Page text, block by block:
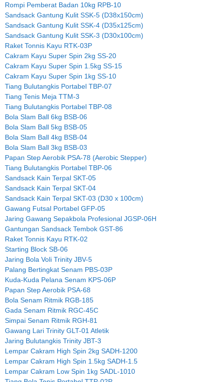
Rompi Pemberat Badan 10kg RPB-10
Sandsack Gantung Kulit SSK-5 (D38x150cm)
Sandsack Gantung Kulit SSK-4 (D35x125cm)
Sandsack Gantung Kulit SSK-3 (D30x100cm)
Raket Tonnis Kayu RTK-03P
Cakram Kayu Super Spin 2kg SS-20
Cakram Kayu Super Spin 1.5kg SS-15
Cakram Kayu Super Spin 1kg SS-10
Tiang Bulutangkis Portabel TBP-07
Tiang Tenis Meja TTM-3
Tiang Bulutangkis Portabel TBP-08
Bola Slam Ball 6kg BSB-06
Bola Slam Ball 5kg BSB-05
Bola Slam Ball 4kg BSB-04
Bola Slam Ball 3kg BSB-03
Papan Step Aerobik PSA-78 (Aerobic Stepper)
Tiang Bulutangkis Portabel TBP-06
Sandsack Kain Terpal SKT-05
Sandsack Kain Terpal SKT-04
Sandsack Kain Terpal SKT-03 (D30 x 100cm)
Gawang Futsal Portabel GFP-05
Jaring Gawang Sepakbola Profesional JGSP-06H
Gantungan Sandsack Tembok GST-86
Raket Tonnis Kayu RTK-02
Starting Block SB-06
Jaring Bola Voli Trinity JBV-5
Palang Bertingkat Senam PBS-03P
Kuda-Kuda Pelana Senam KPS-06P
Papan Step Aerobik PSA-68
Bola Senam Ritmik RGB-185
Gada Senam Ritmik RGC-45C
Simpai Senam Ritmik RGH-81
Gawang Lari Trinity GLT-01 Atletik
Jaring Bulutangkis Trinity JBT-3
Lempar Cakram High Spin 2kg SADH-1200
Lempar Cakram High Spin 1.5kg SADH-1.5
Lempar Cakram Low Spin 1kg SADL-1010